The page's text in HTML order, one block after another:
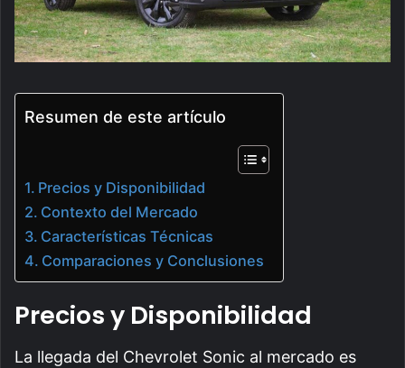
Resumen de este artículo
Precios y Disponibilidad
Contexto del Mercado
Características Técnicas
Comparaciones y Conclusiones
Precios y Disponibilidad
La llegada del Chevrolet Sonic al mercado es